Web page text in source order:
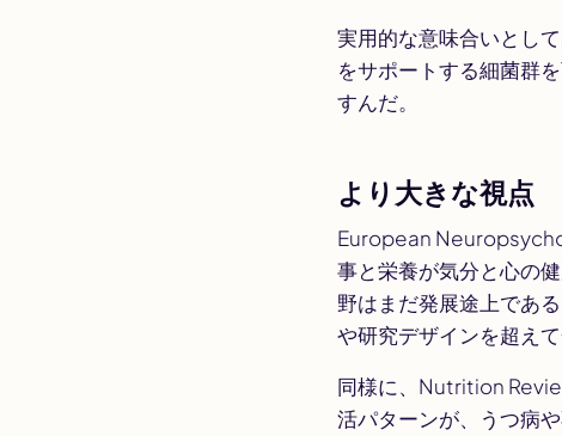
実用的な意味合いとし
をサポートする細菌群
すんだ。
より大きな視点
European
事と栄養が気分と心の
野はまだ発展途上であ
や研究デザインを超え
同様に、 Nutrition
活パターンが、うつ病